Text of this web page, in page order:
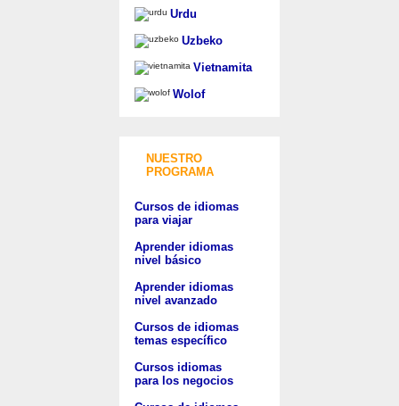
Urdu
Uzbeko
Vietnamita
Wolof
NUESTRO
PROGRAMA
Cursos de idiomas
para viajar
Aprender idiomas
nivel básico
Aprender idiomas
nivel avanzado
Cursos de idiomas
temas específico
Cursos idiomas
para los negocios